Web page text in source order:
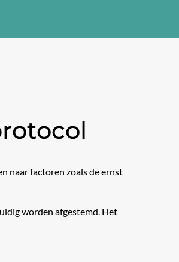
naar factoren zoals de ernst
worden afgestemd. Het